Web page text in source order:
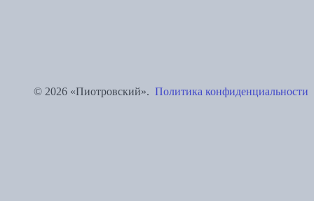
© 2026 «Пиотровский». Политика конфиденциальности